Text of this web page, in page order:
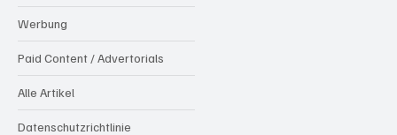
Werbung
Paid Content / Advertorials
Alle Artikel
Datenschutzrichtlinie